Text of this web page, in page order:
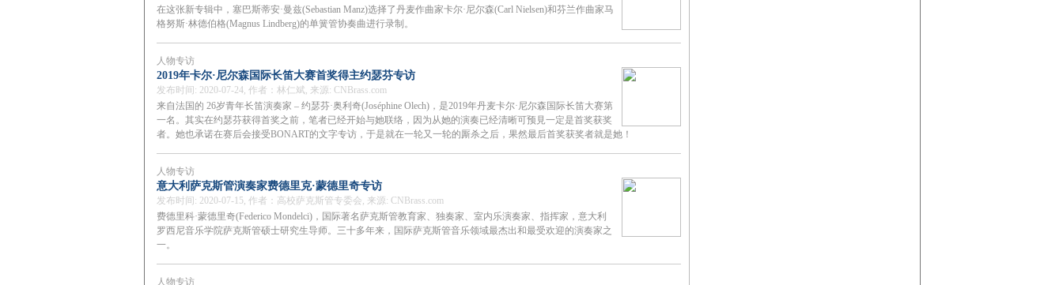
在这张新专辑中，塞巴斯蒂安·曼兹(Sebastian Manz)选择了丹麦作曲家卡尔·尼尔森(Carl Nielsen)和芬兰作曲家马
格努斯·林德伯格(Magnus Lindberg)的单簧管协奏曲进行录制。
人物专访
2019年卡尔·尼尔森国际长笛大赛首奖得主约瑟芬专访
发布时间: 2020-07-24, 作者：林仁斌, 来源: CNBrass.com
来⾃法国的 26岁青年长笛演奏家 – 约瑟芬·奥利奇(Joséphine Olech)，是2019年丹麦卡尔·尼尔森国际长笛⼤赛第
一名。其实在约瑟芬获得⾸奖之前，笔者已经开始与她联络，因为从她的演奏已经清晰可预⾒⼀定是⾸奖获奖
者。她也承诺在赛后会接受BONART的文字专访，于是就在⼀轮⼜⼀轮的厮杀之后，果然最后⾸奖获奖者就是她！
人物专访
意大利萨克斯管演奏家费德里克·蒙德里奇专访
发布时间: 2020-07-15, 作者：高校萨克斯管专委会, 来源: CNBrass.com
费德里科·蒙德里奇(Federico Mondelci)，国际著名萨克斯管教育家、独奏家、室内乐演奏家、指挥家，意大利
罗西尼音乐学院萨克斯管硕士研究生导师。三十多年来，国际萨克斯管音乐领域最杰出和最受欢迎的演奏家之
一。
人物专访